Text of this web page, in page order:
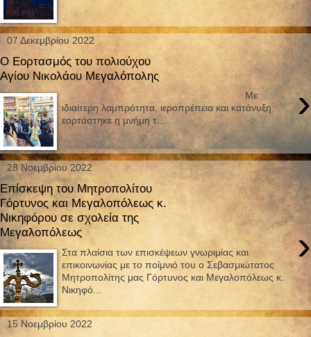
07 Δεκεμβρίου 2022
Ο Εορτασμός του πολιούχου
Αγίου Νικολάου Μεγαλόπολης
›
Με
ιδιαίτερη λαμπρότητα, ιεροπρέπεια και κατάνυξη
εορτάστηκε η μνήμη τ...
28 Νοεμβρίου 2022
Επίσκεψη του Μητροπολίτου
Γόρτυνος και Μεγαλοπόλεως κ.
Νικηφόρου σε σχολεία της
Μεγαλοπόλεως
›
Στα πλαίσια των επισκέψεων γνωριμίας και
επικοινωνίας με το ποίμνιό του ο Σεβασμιώτατος
Μητροπολίτης μας Γόρτυνος και Μεγαλοπόλεως κ.
Νικηφό...
15 Νοεμβρίου 2022